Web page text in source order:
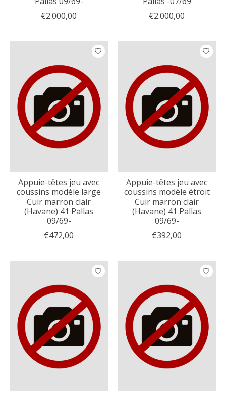
€2.000,00
€2.000,00
Appuie-têtes jeu avec
coussins modèle large
Cuir marron clair
(Havane) 41 Pallas
09/69-
€472,00
Appuie-têtes jeu avec
coussins modèle étroit
Cuir marron clair
(Havane) 41 Pallas
09/69-
€392,00